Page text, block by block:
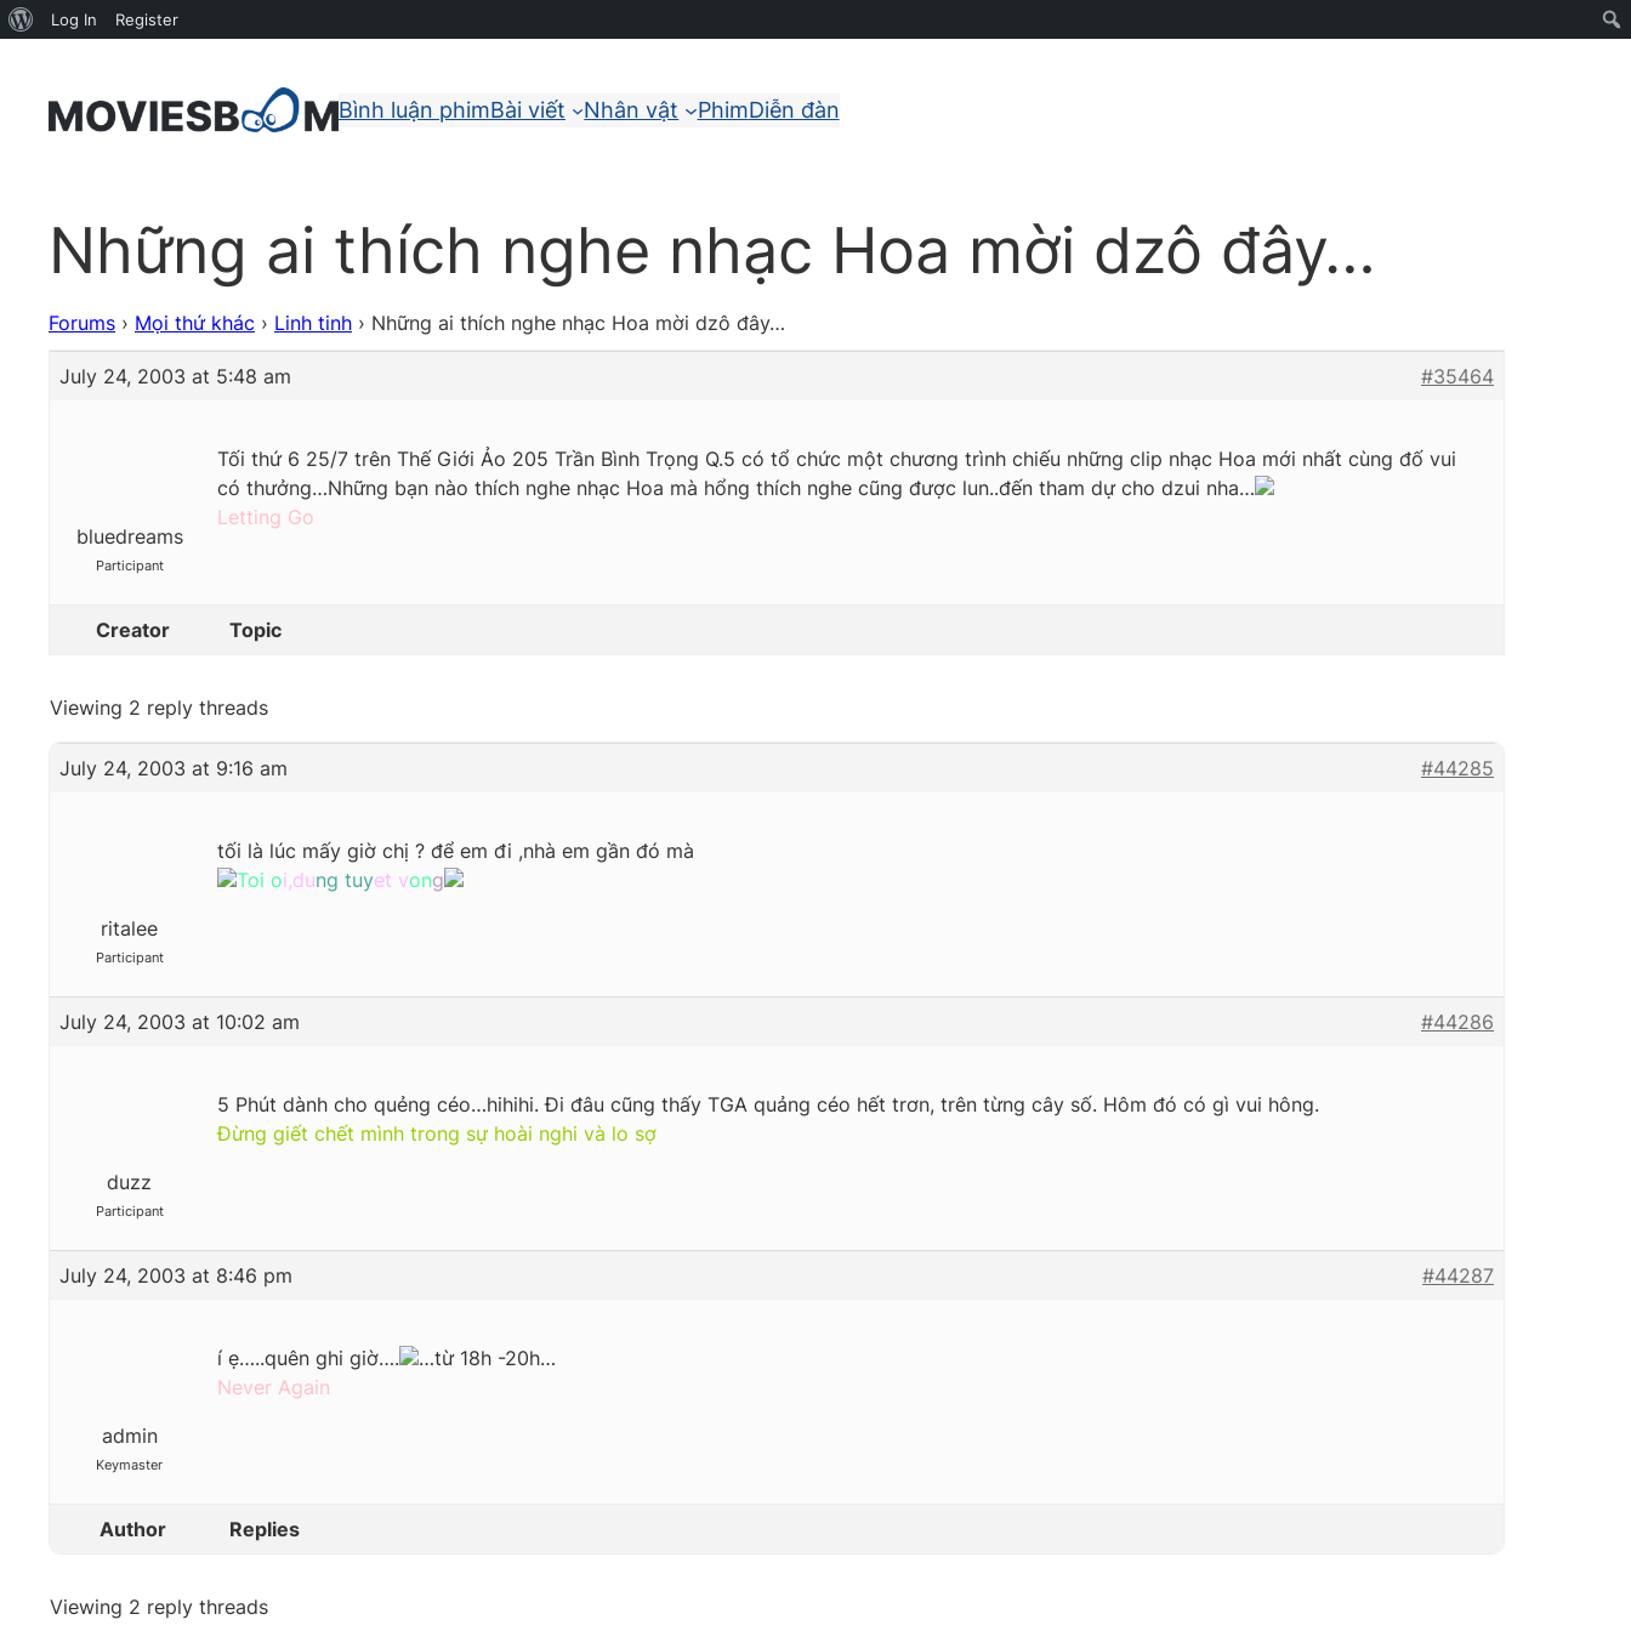
Bình luận phimBài viết Nhân vật PhimDiễn đàn
Những ai thích nghe nhạc Hoa mời dzô đây…
Forums › Mọi thứ khác › Linh tinh › Những ai thích nghe nhạc Hoa mời dzô đây…
July 24, 2003 at 5:48 am #35464
bluedreams
Participant
Tối thứ 6 25/7 trên Thế Giới Ảo 205 Trần Bình Trọng Q.5 có tổ chức một chương trình chiếu những clip nhạc Hoa mới nhất cùng đố vui
có thưởng…Những bạn nào thích nghe nhạc Hoa mà hổng thích nghe cũng được lun..đến tham dự cho dzui nha…
Letting Go
Creator Topic
Viewing 2 reply threads
July 24, 2003 at 9:16 am #44285
ritalee
Participant
tối là lúc mấy giờ chị ? để em đi ,nhà em gần đó mà
Toi oi,dung tuyet vong
July 24, 2003 at 10:02 am #44286
duzz
Participant
5 Phút dành cho quẻng céo…hihihi. Đi đâu cũng thấy TGA quảng céo hết trơn, trên từng cây số. Hôm đó có gì vui hông.
Đừng giết chết mình trong sự hoài nghi và lo sợ
July 24, 2003 at 8:46 pm #44287
admin
Keymaster
í ẹ…..quên ghi giờ….
…từ 18h -20h…
Never Again
Author Replies
Viewing 2 reply threads
About
Log In Register